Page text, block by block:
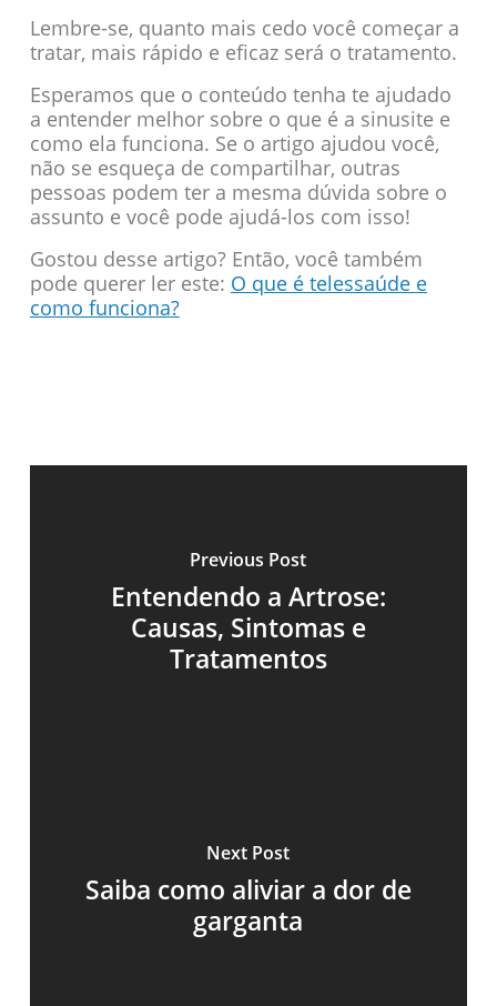
Lembre-se, quanto mais cedo você começar a
tratar, mais rápido e eficaz será o tratamento.
Esperamos que o conteúdo tenha te ajudado
a entender melhor sobre o que é a sinusite e
como ela funciona. Se o artigo ajudou você,
não se esqueça de compartilhar, outras
pessoas podem ter a mesma dúvida sobre o
assunto e você pode ajudá-los com isso!
Gostou desse artigo? Então, você também
pode querer ler este: O que é telessaúde e
como funciona?
Previous Post
Entendendo a Artrose:
Causas, Sintomas e
Tratamentos
Next Post
Saiba como aliviar a dor de
garganta